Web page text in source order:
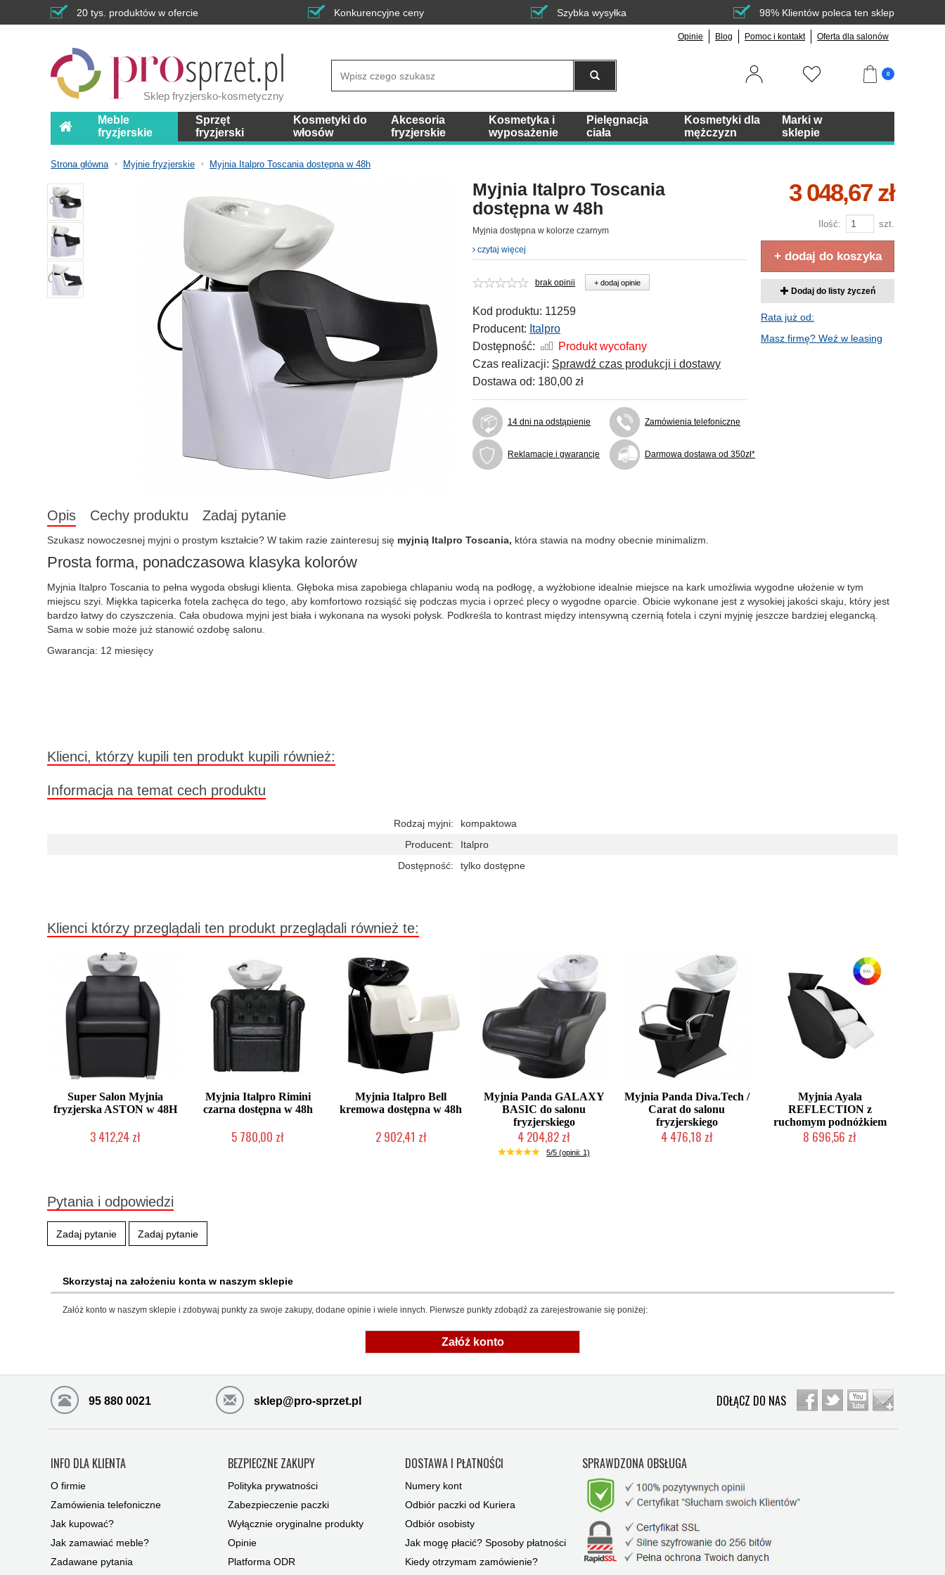
20 tys. produktów w ofercie Konkurencyjne ceny Szybka wysyłka 98% Klientów poleca ten sklep
Opinie Blog Pomoc i kontakt Oferta dla salonów
Sklep fryzjersko-kosmetyczny
0
Meble
fryzjerskie
Sprzęt
fryzjerski
Kosmetyki do
włosów
Akcesoria
fryzjerskie
Kosmetyka i
wyposażenie
Pielęgnacja
ciała
Kosmetyki dla
mężczyzn
Marki w
sklepie
Strona główna Myjnie fryzjerskie Myjnia Italpro Toscania dostępna w 48h
Myjnia Italpro Toscania
dostępna w 48h
Myjnia dostępna w kolorze czarnym
czytaj więcej
brak opinii + dodaj opinie
Kod produktu: 11259
Producent: Italpro
Dostępność:
Produkt wycofany
Czas realizacji: Sprawdź czas produkcji i dostawy
Dostawa od: 180,00 zł
14 dni na odstąpienie Zamówienia telefoniczne
Reklamacje i gwarancje Darmowa dostawa od 350zł*
3 048,67 zł
Ilość: szt.
+ dodaj do koszyka
Dodaj do listy życzeń
Rata już od:
Masz firmę? Weź w leasing
Opis Cechy produktu Zadaj pytanie
Szukasz nowoczesnej myjni o prostym kształcie? W takim razie zainteresuj się myjnią Italpro Toscania, która stawia na modny obecnie minimalizm.
Prosta forma, ponadczasowa klasyka kolorów
Myjnia Italpro Toscania to pełna wygoda obsługi klienta. Głęboka misa zapobiega chlapaniu wodą na podłogę, a wyżłobione idealnie miejsce na kark umożliwia wygodne ułożenie w tym
miejscu szyi. Miękka tapicerka fotela zachęca do tego, aby komfortowo rozsiąść się podczas mycia i oprzeć plecy o wygodne oparcie. Obicie wykonane jest z wysokiej jakości skaju, który jest
bardzo łatwy do czyszczenia. Cała obudowa myjni jest biała i wykonana na wysoki połysk. Podkreśla to kontrast między intensywną czernią fotela i czyni myjnię jeszcze bardziej elegancką.
Sama w sobie może już stanowić ozdobę salonu.
Gwarancja: 12 miesięcy
Klienci, którzy kupili ten produkt kupili również:
Informacja na temat cech produktu
Rodzaj myjni:
kompaktowa
Producent:
Italpro
Dostępność:
tylko dostępne
Klienci którzy przeglądali ten produkt przeglądali również te:
Super Salon Myjnia
fryzjerska ASTON w 48H
3 412,24 zł
Myjnia Italpro Rimini
czarna dostępna w 48h
5 780,00 zł
Myjnia Italpro Bell
kremowa dostępna w 48h
2 902,41 zł
Myjnia Panda GALAXY
BASIC do salonu
fryzjerskiego
4 204,82 zł
Chwilowo niedostępny
5/5 (opinii: 1)
Myjnia Panda Diva.Tech /
Carat do salonu
fryzjerskiego
4 476,18 zł
Myjnia Ayala
REFLECTION z
ruchomym podnóżkiem
8 696,56 zł
Pytania i odpowiedzi
Zadaj pytanie Zadaj pytanie
Skorzystaj na założeniu konta w naszym sklepie
Załóż konto w naszym sklepie i zdobywaj punkty za swoje zakupy, dodane opinie i wiele innych. Pierwsze punkty zdobądź za zarejestrowanie się poniżej:
Załóż konto
95 880 0021 sklep@pro-sprzet.pl DOŁĄCZ DO NAS
INFO DLA KLIENTA
O firmie
Zamówienia telefoniczne
Jak kupować?
Jak zamawiać meble?
Zadawane pytania
BEZPIECZNE ZAKUPY
Polityka prywatności
Zabezpieczenie paczki
Wyłącznie oryginalne produkty
Opinie
Platforma ODR
DOSTAWA I PŁATNOŚCI
Numery kont
Odbiór paczki od Kuriera
Odbiór osobisty
Jak mogę płacić? Sposoby płatności
Kiedy otrzymam zamówienie?
SPRAWDZONA OBSŁUGA